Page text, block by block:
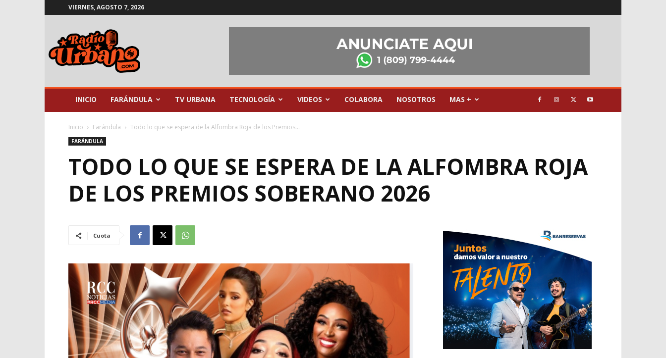
VIERNES, AGOSTO 7, 2026
INICIO FARÁNDULA TV URBANA TECNOLOGÍA VIDEOS COLABORA NOSOTROS MAS +
Inicio Farándula Todo lo que se espera de la Alfombra Roja de los Premios...
FARÁNDULA
TODO LO QUE SE ESPERA DE LA ALFOMBRA ROJA
DE LOS PREMIOS SOBERANO 2026
Cuota